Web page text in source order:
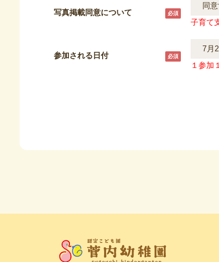
写真掲載同意について
子育て
参加される日付
１参加